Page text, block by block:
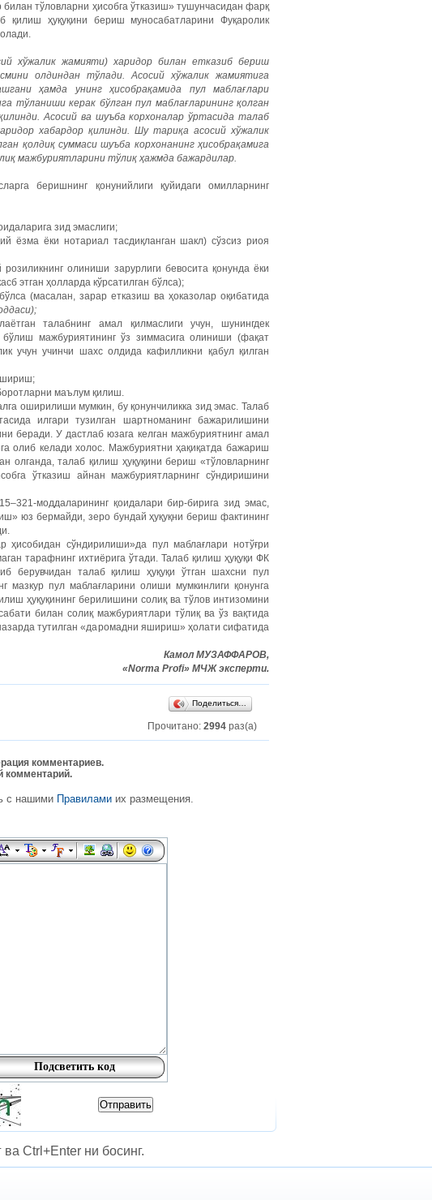
тўловларни ҳисобга ўтказиш» тушунчасидан фарқ
қилиш ҳуқуқини бериш муносабатларини Фуқаролик
хўжалик жамияти) харидор билан етказиб бериш
олдиндан тўлади. Асосий хўжалик жамиятига
ҳамда унинг ҳисобрақамида пул маблағлари
тўланиши керак бўлган пул маблағларининг қолган
Асосий ва шуъба корхоналар ўртасида талаб
хабардор қилинди. Шу тариқа асосий хўжалик
қолдиқ суммаси шуъба корхонанинг ҳисобрақамига
мажбуриятларини тўлиқ ҳажмда бажардилар.
беришнинг қонунийлиги қуйидаги омилларнинг
зид эмаслиги;
ёзма ёки нотариал тасдиқланган шакл) сўзсиз риоя
олиниши зарурлиги бевосита қонунда ёки
этган ҳолларда кўрсатилган бўлса);
(масалан, зарар етказиш ва ҳоказолар оқибатида
талабнинг амал қилмаслиги учун, шунингдек
бўлиш мажбуриятининг ўз зиммасига олиниши (фақат
учун учинчи шахс олдида кафилликни қабул қилган
маълум қилиш.
оширилиши мумкин, бу қонунчиликка зид эмас. Талаб
илгари тузилган шартноманинг бажарилишини
беради. У дастлаб юзага келган мажбуриятнинг амал
олиб келади холос. Мажбуриятни ҳақиқатда бажариш
олганда, талаб қилиш ҳуқуқини бериш «тўловларнинг
ўтказиш айнан мажбуриятларнинг сўндиришини
моддаларининг қоидалари бир-бирига зид эмас,
юз бермайди, зеро бундай ҳуқуқни бериш фактининг
ҳисобидан сўндирилиши»да пул маблағлари нотўғри
тарафнинг ихтиёрига ўтади. Талаб қилиш ҳуқуқи ФК
берувчидан талаб қилиш ҳуқуқи ўтган шахсни пул
мазкур пул маблағларини олиши мумкинлиги қонунга
ҳуқуқининг берилишини солиқ ва тўлов интизомини
билан солиқ мажбуриятлари тўлиқ ва ўз вақтида
тутилган «даромадни яшириш» ҳолати сифатида
Камол МУЗАФФАРОВ,
«Norma Profi» МЧЖ эксперти.
Поделиться…
Прочитано: 2994 раз(а)
комментариев.
комментарий.
с нашими Правилами их размещения.
Ctrl+Enter ни босинг.